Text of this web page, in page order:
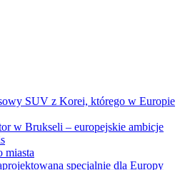
SUV z Korei, którego w Europie
w Brukseli – europejskie ambicje
miasta
specjalnie dla Europy